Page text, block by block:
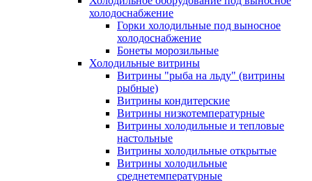
холодоснабжение
Горки холодильные под выносное
холодоснабжение
Бонеты морозильные
Холодильные витрины
Витрины "рыба на льду" (витрины
рыбные)
Витрины кондитерские
Витрины низкотемпературные
Витрины холодильные и тепловые
настольные
Витрины холодильные открытые
Витрины холодильные
среднетемпературные